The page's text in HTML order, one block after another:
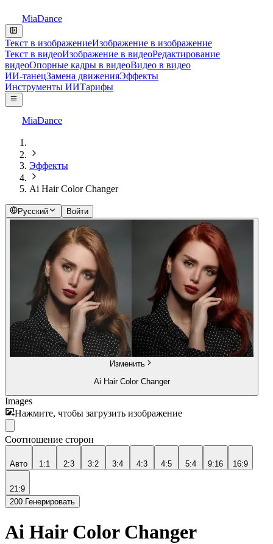
MiaDance
Текст в изображениеИзображение в изображение
Текст в видеоИзображение в видеоРедактирование
видеоОпорные кадры в видеоВидео в видео
ИИ-танецЗамена движенияЭффекты
Инструменты ИИТарифы
MiaDance
Эффекты
Ai Hair Color Changer
Русский Войти
Изменить
Ai Hair Color Changer
Images
Нажмите, чтобы загрузить изображение
Соотношение сторон
Авто 1:1 2:3 3:2 3:4 4:3 4:5 5:4 9:16 16:9
21:9
200 Генерировать
Ai Hair Color Changer